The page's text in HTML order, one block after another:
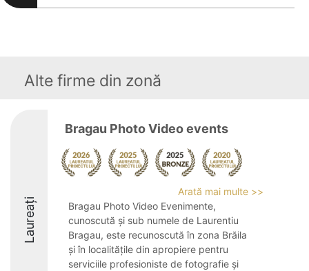
Alte firme din zonă
Laureați
Bragau Photo Video events
Arată mai multe >>
Bragau Photo Video Evenimente,
cunoscută și sub numele de Laurentiu
Bragau, este recunoscută în zona Brăila
și în localitățile din apropiere pentru
serviciile profesioniste de fotografie și